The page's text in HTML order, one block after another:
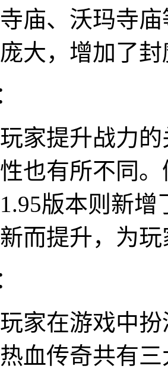
庙、沃玛寺
大，增加了
家提升战力
也有所不同
版本则新
而提升，为
家在游戏中
血传奇共有